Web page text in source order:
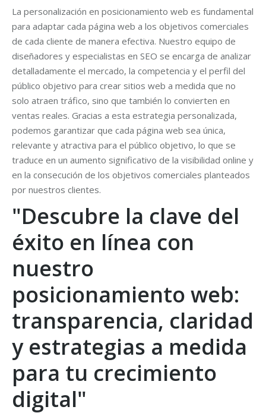
La personalización en posicionamiento web es fundamental
para adaptar cada página web a los objetivos comerciales
de cada cliente de manera efectiva. Nuestro equipo de
diseñadores y especialistas en SEO se encarga de analizar
detalladamente el mercado, la competencia y el perfil del
público objetivo para crear sitios web a medida que no
solo atraen tráfico, sino que también lo convierten en
ventas reales. Gracias a esta estrategia personalizada,
podemos garantizar que cada página web sea única,
relevante y atractiva para el público objetivo, lo que se
traduce en un aumento significativo de la visibilidad online y
en la consecución de los objetivos comerciales planteados
por nuestros clientes.
"Descubre la clave del
éxito en línea con
nuestro
posicionamiento web:
transparencia, claridad
y estrategias a medida
para tu crecimiento
digital"